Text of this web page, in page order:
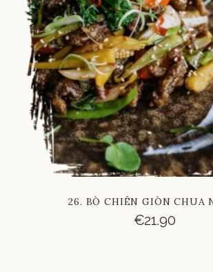
26. BÒ CHIÊN GIÒN CHUA
€21.90